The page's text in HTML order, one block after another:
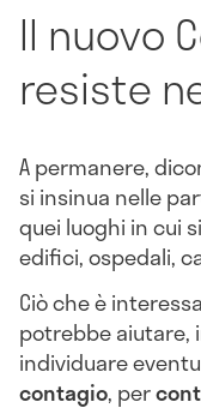
Il nuovo
resiste
A permanere,
si insinua nelle
quei luoghi in cui
edifici, ospedali,
Ciò che è
potrebbe aiutare,
individuare
contagio, per